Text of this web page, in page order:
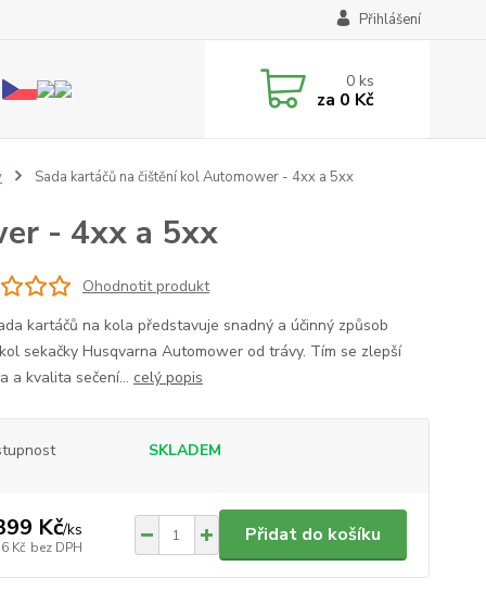
Přihlášení
0ks
za 0 Kč
Sada kartáčů na čištění kol Automower - 4xx a 5xx
- 4xx a 5xx
Ohodnotit produkt
kartáčů na kola představuje snadný a účinný způsob
sekačky Husqvarna Automower od trávy. Tím se zlepší
a kvalita sečení... celý popis
SKLADEM
Kč/ks
Kč bez DPH
Přidat do košíku